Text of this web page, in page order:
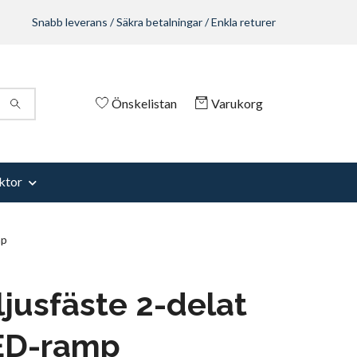
Snabb leverans / Säkra betalningar / Enkla returer
Önskelistan Varukorg
2-delat
ramp